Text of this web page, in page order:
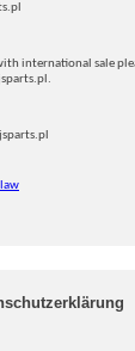
international sale